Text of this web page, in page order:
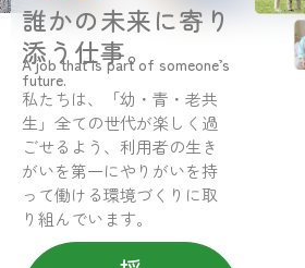
誰かの未来に寄り
添う仕事。
A job that is part of someone’s
future.
私たちは、「幼・青・老共
生」全ての世代が楽しく過
ごせるよう、利用者の生き
がいを第一にやりがいを持
って働ける環境づくりに取
り組んでいます。